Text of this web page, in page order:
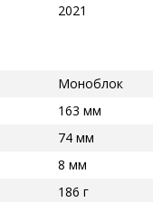
2021
Моноблок
163 мм
74 мм
8 мм
186 г